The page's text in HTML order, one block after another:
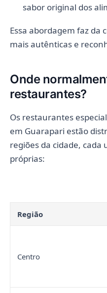
sabor original dos
Essa abordagem faz da
mais autênticas e
Onde
restaurantes?
Os restaurantes
em Guarapari estão
regiões da cidade, cada
próprias:
Região
Centro